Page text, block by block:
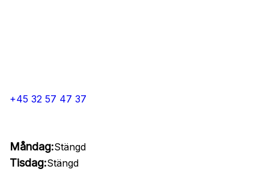
+45 32 57 47 37
Måndag:Stängd
Tisdag:Stängd